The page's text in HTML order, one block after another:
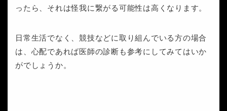
ったら、それは怪我に繋がる可能性は高くなります。
日常生活でなく、競技などに取り組んでいる方の場合
は、心配であれば医師の診断も参考にしてみてはいか
がでしょうか。